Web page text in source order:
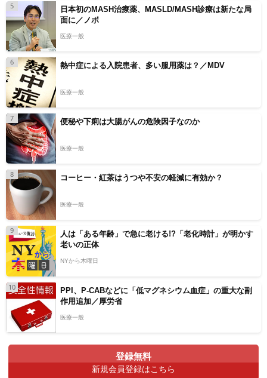
5
日本初のMASH治療薬、MASLD/MASH診療は新たな局
面に／ノボ
医療一般
6 熱中症による入院患者、多い服用薬は？／MDV
医療一般
7 便秘や下痢は大腸がんの危険因子なのか
医療一般
8 コーヒー・紅茶はうつや不安の軽減に有効か？
医療一般
9
人は「ある年齢」で急に老ける!?「老化時計」が明かす
老いの正体
NYから木曜日
10
PPI、P-CABなどに「低マグネシウム血症」の重大な副
作用追加／厚労省
医療一般
登録無料
新規会員登録はこちら